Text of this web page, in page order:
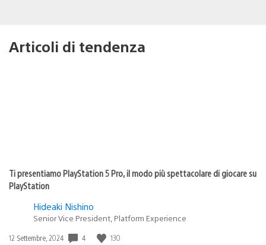
Articoli di tendenza
Ti presentiamo PlayStation 5 Pro, il modo più spettacolare di giocare su
PlayStation
Hideaki Nishino
Senior Vice President, Platform Experience
Data
12 Settembre, 2024 4 130